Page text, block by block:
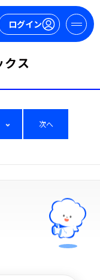
ログイン
ス
次へ